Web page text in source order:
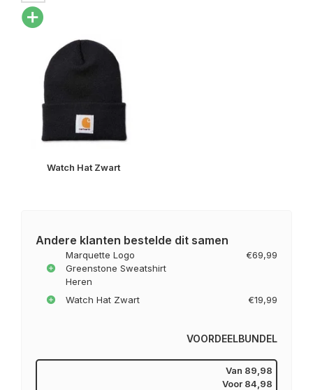
Watch Hat Zwart
Andere klanten bestelde dit samen
Marquette Logo
Greenstone Sweatshirt
Heren
€69,99
Watch Hat Zwart €19,99
VOORDEELBUNDEL
Van 89,98
Voor 84,98